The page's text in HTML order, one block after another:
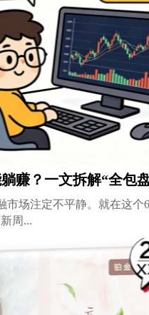
赚？一文拆解“全包
市场注定不平静。就在这个
周...